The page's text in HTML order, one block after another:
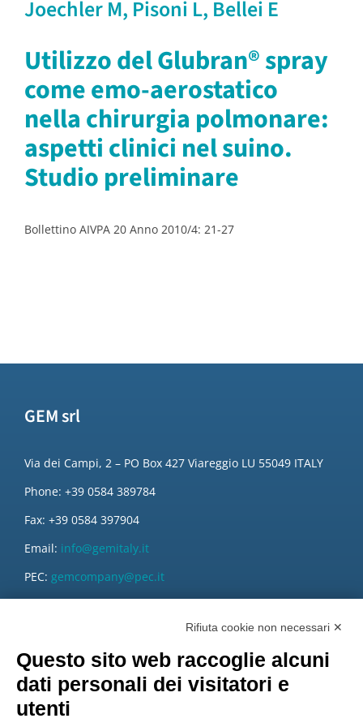
Joechler M, Pisoni L, Bellei E
Utilizzo del Glubran® spray
come emo-aerostatico
nella chirurgia polmonare:
aspetti clinici nel suino.
Studio preliminare
Bollettino AIVPA 20 Anno 2010/4: 21-27
GEM srl
Via dei Campi, 2 – PO Box 427 Viareggio LU 55049 ITALY
Phone: +39 0584 389784
Fax: +39 0584 397904
Email: info@gemitaly.it
PEC: gemcompany@pec.it
Rifiuta cookie non necessari ✕
Questo sito web raccoglie alcuni
dati personali dei visitatori e
utenti